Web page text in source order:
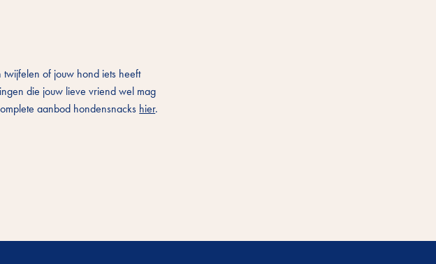
of jouw hond iets heeft
die jouw lieve vriend wel mag
aanbod hondensnacks hier.